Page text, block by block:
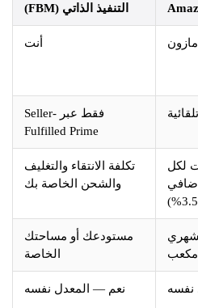
التنفيذ الذاتي (FBM)
فقط عبر Seller-
Fulfilled Prime
تكلفة الانتقاء والتغليف
والشحن الخاصة بك
مستودعك أو مساحتك
نعم — المعدل نفسه